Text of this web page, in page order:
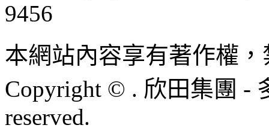
9456
本網站內容享有著作權
Copyright © . 欣田集團 -
reserved.